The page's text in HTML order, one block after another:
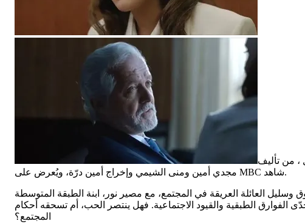
، من تأليف
مجدي أمين ومنى الشيمي وإخراج أمين درّة، ويُعرض على MBC شاهد.
العائلة العريقة في المجتمع، مع مصير نور، ابنة الطبقة المتوسطة
الطبقية والقيود الاجتماعية. فهل ينتصر الحب، أم تسحقه أحكام
المجتمع؟